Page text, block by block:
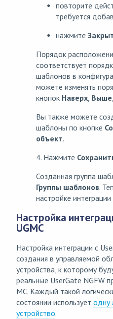
повторите
требуется
нажмите
Порядок
соответствует
шаблонов в
можете изменять
кнопок Наверх, Выше,
Вы также можете
шаблоны по кнопке
объект.
4. Нажмите
Созданная группа
Группы шаблонов.
настройке
Настройка
UGMC
Настройка интеграции с
создания в управляемой
устройства, к которому
реальные UserGate NGFW
MC. Каждый такой
состоянии использует одну
устройство.